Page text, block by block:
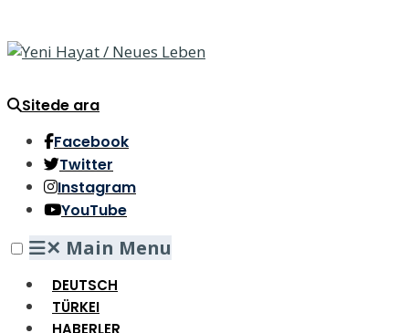
Sitede ara
Facebook
Twitter
Instagram
YouTube
✕ Main Menu
DEUTSCH
TÜRKEI
HABERLER